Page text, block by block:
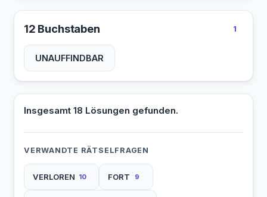
12 Buchstaben 1
UNAUFFINDBAR
Insgesamt 18 Lösungen gefunden.
VERWANDTE RÄTSELFRAGEN
VERLOREN 10 FORT 9